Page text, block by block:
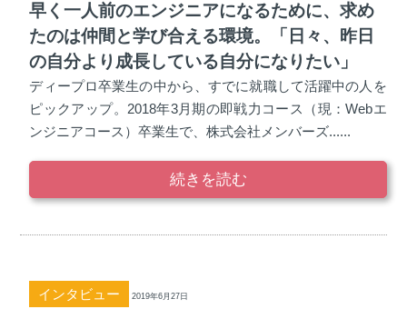
早く一人前のエンジニアになるために、求め
たのは仲間と学び合える環境。「日々、昨日
の自分より成長している自分になりたい」
ディープロ卒業生の中から、すでに就職して活躍中の人を
ピックアップ。2018年3月期の即戦力コース（現：Webエ
ンジニアコース）卒業生で、株式会社メンバーズ......
続きを読む
インタビュー 2019年6月27日